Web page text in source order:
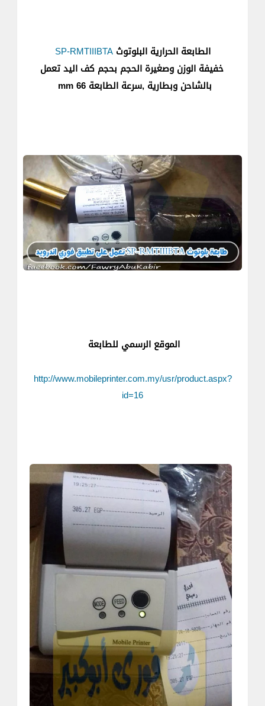
الطابعة الحرارية البلوتوثSP-RMTIIIBTA
خفيفة الوزن وصغيرة الحجم بحجم كف اليد تعمل
بالشاحن وبطارية ,سرعة الطابعة 66 mm
الموقع الرسمي للطابعة
http://www.mobileprinter.com.my/usr/product.aspx?
id=16